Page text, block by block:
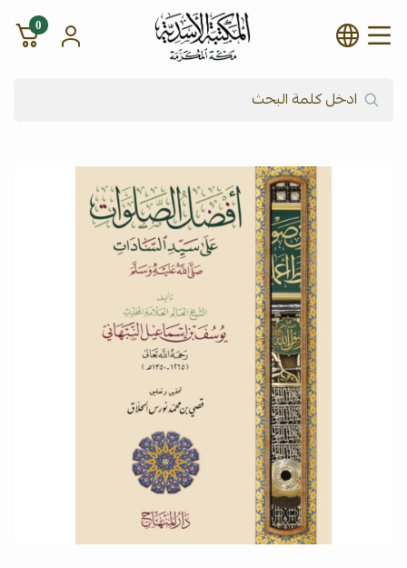
شركة المكتبة الأسدية للنشر
0